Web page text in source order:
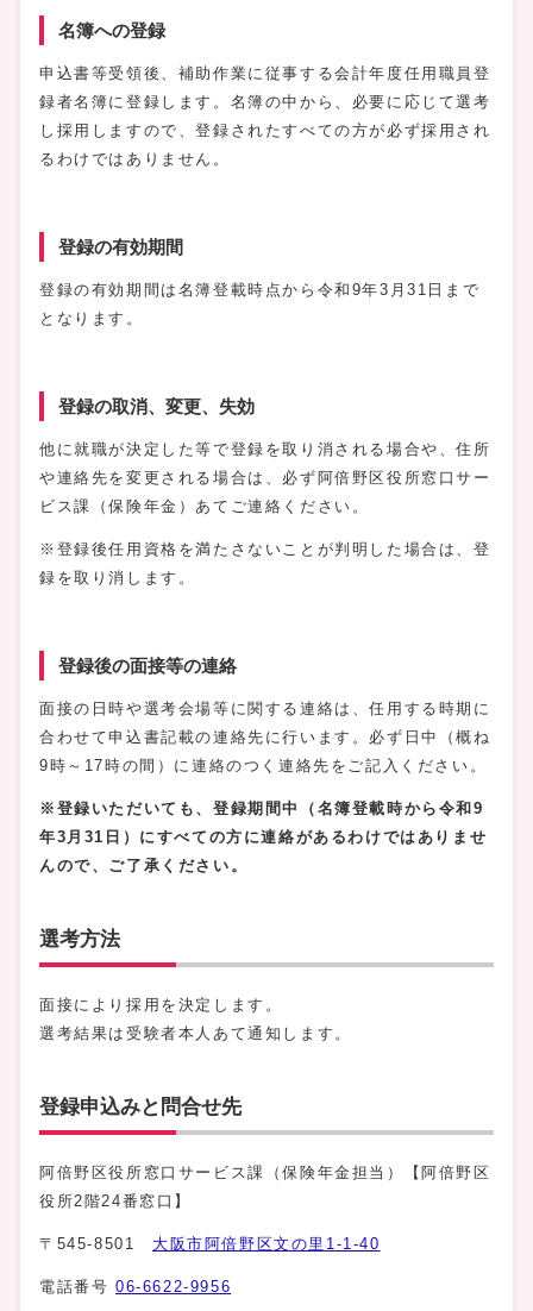
名簿への登録
申込書等受領後、補助作業に従事する会計年度任用職員登
録者名簿に登録します。名簿の中から、必要に応じて選考
し採用しますので、登録されたすべての方が必ず採用され
るわけではありません。
登録の有効期間
登録の有効期間は名簿登載時点から令和9年3月31日まで
となります。
登録の取消、変更、失効
他に就職が決定した等で登録を取り消される場合や、住所
や連絡先を変更される場合は、必ず阿倍野区役所窓口サー
ビス課（保険年金）あてご連絡ください。
※登録後任用資格を満たさないことが判明した場合は、登
録を取り消します。
登録後の面接等の連絡
面接の日時や選考会場等に関する連絡は、任用する時期に
合わせて申込書記載の連絡先に行います。必ず日中（概ね
9時～17時の間）に連絡のつく連絡先をご記入ください。
※登録いただいても、登録期間中（名簿登載時から令和9
年3月31日）にすべての方に連絡があるわけではありませ
んので、ご了承ください。
選考方法
面接により採用を決定します。
選考結果は受験者本人あて通知します。
登録申込みと問合せ先
阿倍野区役所窓口サービス課（保険年金担当）【阿倍野区
役所2階24番窓口】
〒545-8501 大阪市阿倍野区文の里1-1-40
電話番号 06-6622-9956